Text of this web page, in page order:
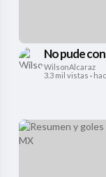
No pude
WilsonAlcaraz
3.3 mil vistas ·